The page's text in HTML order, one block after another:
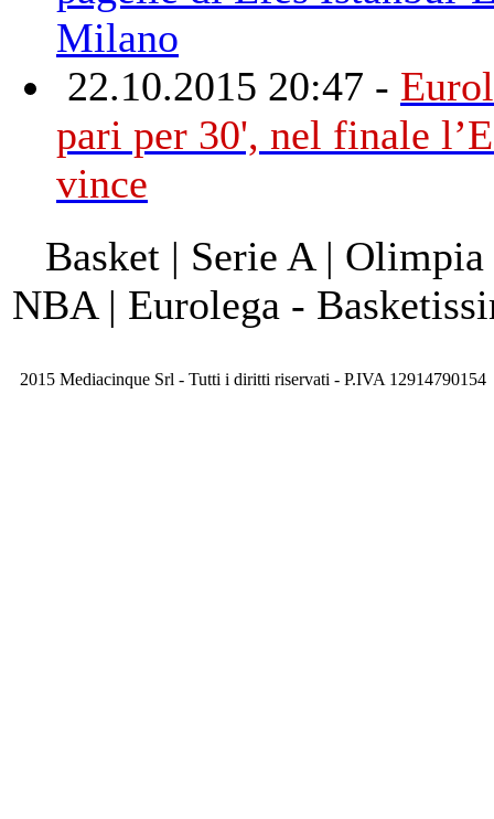
Milano
22.10.2015 20:47 -
pari per 30', nel finale
vince
Basket | Serie A |
NBA | Eurolega -
2015 Mediacinque Srl - Tutti i diritti riservati - P.IVA 12914790154